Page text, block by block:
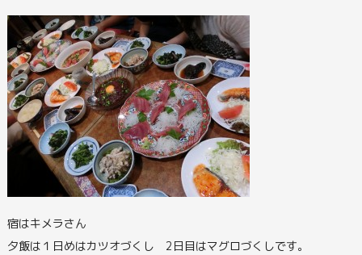
宿はキメラさん
夕飯は１日めはカツオづくし 2日目はマグロづくしです。